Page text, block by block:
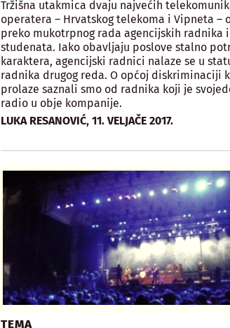
Tržišna utakmica dvaju najvećih
operatera – Hrvatskog telekoma i Vipneta –
preko mukotrpnog rada agencijskih radnika i
studenata. Iako obavljaju poslove stalno
karaktera, agencijski radnici nalaze se u
radnika drugog reda. O općoj diskriminaciji
prolaze saznali smo od radnika koji je
radio u obje kompanije.
LUKA RESANOVIĆ,11. VELJAČE 2017.
TEMA